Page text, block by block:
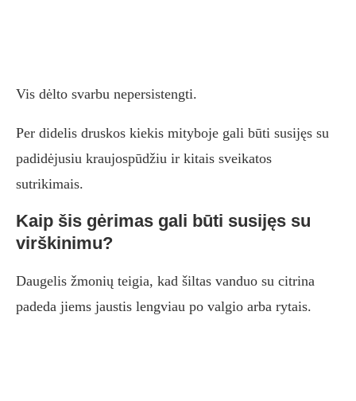
Vis dėlto svarbu nepersistengti.
Per didelis druskos kiekis mityboje gali būti susijęs su
padidėjusiu kraujospūdžiu ir kitais sveikatos
sutrikimais.
Kaip šis gėrimas gali būti susijęs su
virškinimu?
Daugelis žmonių teigia, kad šiltas vanduo su citrina
padeda jiems jaustis lengviau po valgio arba rytais.